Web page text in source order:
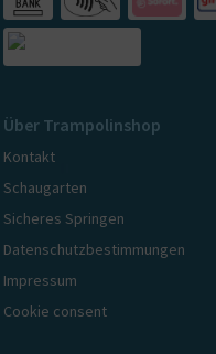
Über Trampolinshop
Kontakt
Schaugarten
Sicheres Springen
Datenschutzbestimmungen
Impressum
Cookie consent